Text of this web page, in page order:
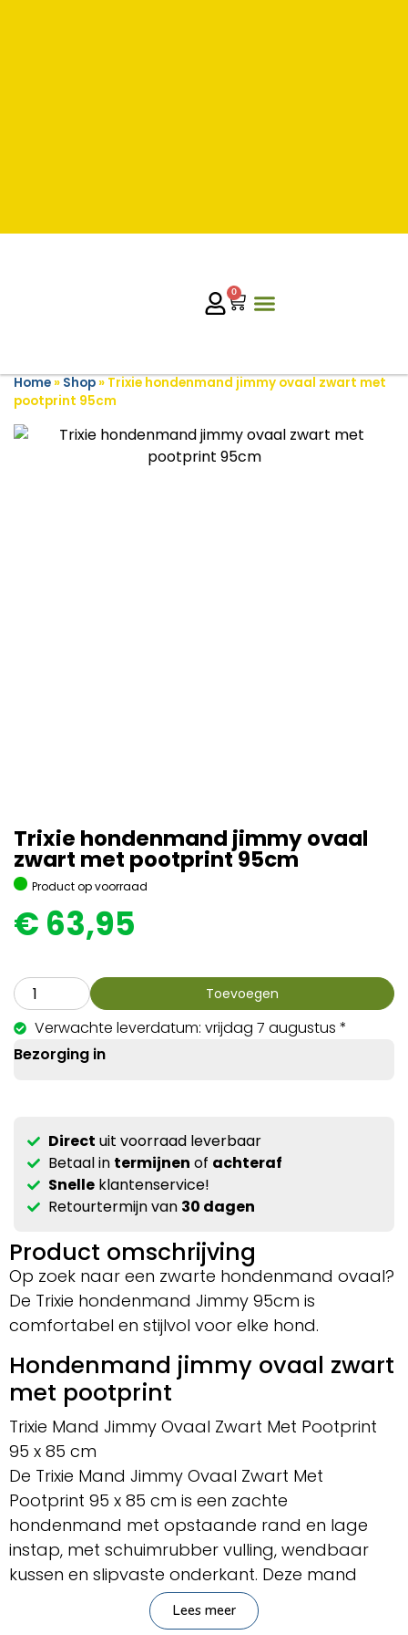
0
Home» Shop» Trixie hondenmand jimmy ovaal zwart met
pootprint 95cm
Trixie hondenmand jimmy ovaal
zwart met pootprint 95cm
Product op voorraad
€ 63,95
Toevoegen
Verwachte leverdatum: vrijdag 7 augustus *
Bezorging in
Direct uit voorraad leverbaar
Betaal in termijnen of achteraf
Snelleklantenservice!
Retourtermijn van 30 dagen
Product omschrijving
Op zoek naar een zwarte hondenmand ovaal?
De Trixie hondenmand Jimmy 95cm is
comfortabel en stijlvol voor elke hond.
Hondenmand jimmy ovaal zwart
met pootprint
Trixie Mand Jimmy Ovaal Zwart Met Pootprint
95 x 85 cm
De Trixie Mand Jimmy Ovaal Zwart Met
Pootprint 95 x 85 cm is een zachte
hondenmand met opstaande rand en lage
instap, met schuimrubber vulling, wendbaar
kussen en slipvaste onderkant. Deze mand
biedt jouw hond een fijne plek om in weg te
kruipen. Mand Jimmy heeft een opstaande
Lees meer